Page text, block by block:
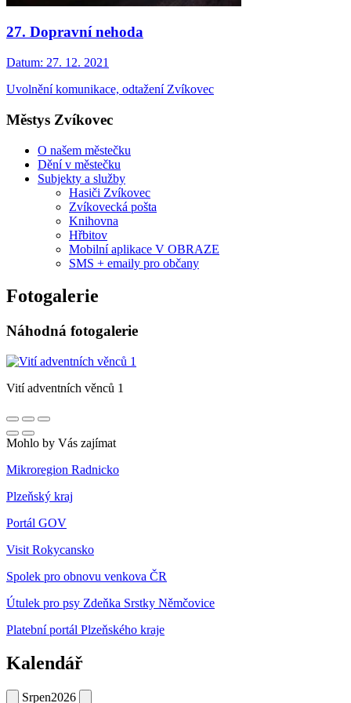
27. Dopravní nehoda
Datum: 27. 12. 2021
Uvolnění komunikace, odtažení Zvíkovec
Městys Zvíkovec
O našem městečku
Dění v městečku
Subjekty a služby
Hasiči Zvíkovec
Zvíkovecká pošta
Knihovna
Hřbitov
Mobilní aplikace V OBRAZE
SMS + emaily pro občany
Fotogalerie
Náhodná fotogalerie
Vití adventních věnců 1
Mohlo by Vás zajímat
Mikroregion Radnicko
Plzeňský kraj
Portál GOV
Visit Rokycansko
Spolek pro obnovu venkova ČR
Útulek pro psy Zdeňka Srstky Němčovice
Platební portál Plzeňského kraje
Kalendář
Srpen2026